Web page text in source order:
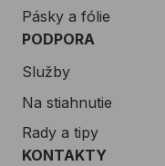
Pásky a fólie
PODPORA
Služby
Na stiahnutie
Rady a tipy
KONTAKTY